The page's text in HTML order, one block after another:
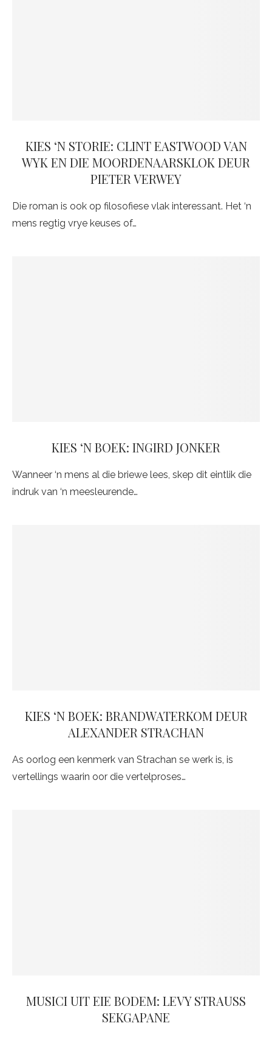
KIES ‘N STORIE: CLINT EASTWOOD VAN
WYK EN DIE MOORDENAARSKLOK DEUR
PIETER VERWEY
Die roman is ook op filosofiese vlak interessant. Het ‘n
mens regtig vrye keuses of…
KIES ‘N BOEK: INGIRD JONKER
Wanneer ‘n mens al die briewe lees, skep dit eintlik die
indruk van ‘n meesleurende…
KIES ‘N BOEK: BRANDWATERKOM DEUR
ALEXANDER STRACHAN
As oorlog een kenmerk van Strachan se werk is, is
vertellings waarin oor die vertelproses…
MUSICI UIT EIE BODEM: LEVY STRAUSS
SEKGAPANE